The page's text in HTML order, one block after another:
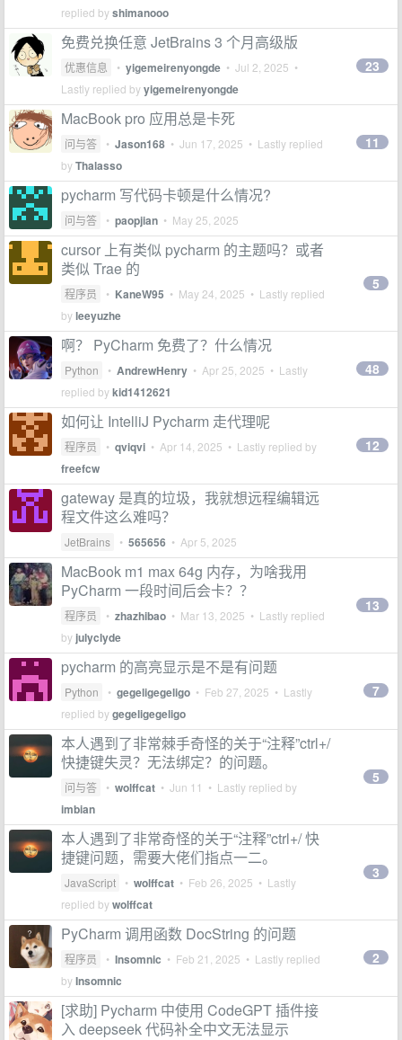
replied byshimanooo
免费兑换任意 JetBrains 3 个月高级版
优惠信息 • yigemeirenyongde • Jul 2, 2025 •
Lastly replied byyigemeirenyongde
23
MacBook pro 应用总是卡死
问与答 • Jason168 • Jun 17, 2025 • Lastly replied
byThalasso
11
pycharm 写代码卡顿是什么情况?
问与答 • paopjian • May 25, 2025
cursor 上有类似 pycharm 的主题吗？或者
类似 Trae 的
程序员 • KaneW95 • May 24, 2025 • Lastly replied
byleeyuzhe
5
啊？ PyCharm 免费了？什么情况
Python • AndrewHenry • Apr 25, 2025 • Lastly
replied bykid1412621
48
如何让 IntelliJ Pycharm 走代理呢
程序员 • qviqvi • Apr 14, 2025 • Lastly replied by
freefcw
12
gateway 是真的垃圾，我就想远程编辑远
程文件这么难吗？
JetBrains • 565656 • Apr 5, 2025
MacBook m1 max 64g 内存，为啥我用
PyCharm 一段时间后会卡？？
程序员 • zhazhibao • Mar 13, 2025 • Lastly replied
by julyclyde
13
pycharm 的高亮显示是不是有问题
Python • gegeligegeligo • Feb 27, 2025 • Lastly
replied bygegeligegeligo
7
本人遇到了非常棘手奇怪的关于“注释”ctrl+/
快捷键失灵？无法绑定？的问题。
问与答 • wolffcat • Jun 11 • Lastly replied by
imbian
5
本人遇到了非常奇怪的关于“注释”ctrl+/ 快
捷键问题，需要大佬们指点一二。
JavaScript • wolffcat • Feb 26, 2025 • Lastly
replied bywolffcat
3
PyCharm 调用函数 DocString 的问题
程序员 • Insomnic • Feb 21, 2025 • Lastly replied
byInsomnic
2
[求助] Pycharm 中使用 CodeGPT 插件接
入 deepseek 代码补全中文无法显示